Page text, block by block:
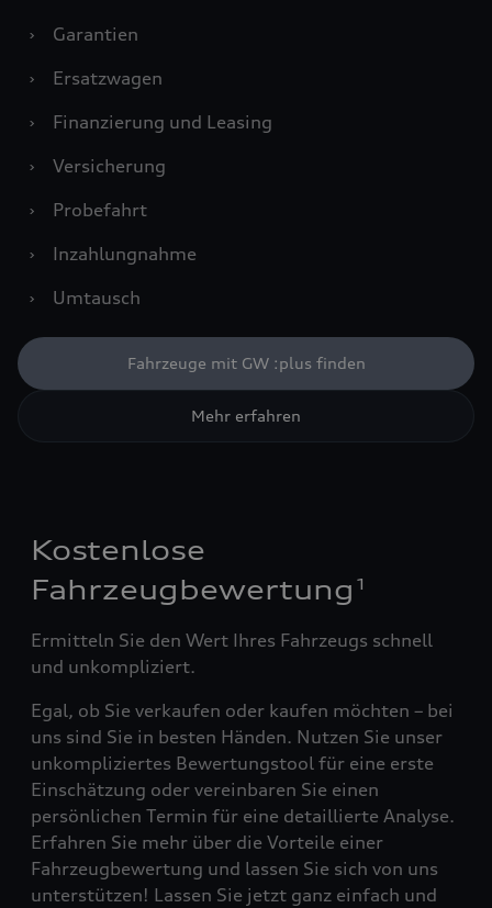
›
Garantien
›
Ersatzwagen
›
Finanzierung und Leasing
›
Versicherung
›
Probefahrt
›
Inzahlungnahme
›
Umtausch
Fahrzeuge mit GW :plus finden
Mehr erfahren
Kostenlose
Fahrzeugbewertung 1
Ermitteln Sie den Wert Ihres Fahrzeugs schnell
und unkompliziert.
Egal, ob Sie verkaufen oder kaufen möchten – bei
uns sind Sie in besten Händen. Nutzen Sie unser
unkompliziertes Bewertungstool für eine erste
Einschätzung oder vereinbaren Sie einen
persönlichen Termin für eine detaillierte Analyse.
Erfahren Sie mehr über die Vorteile einer
Fahrzeugbewertung und lassen Sie sich von uns
unterstützen! Lassen Sie jetzt ganz einfach und